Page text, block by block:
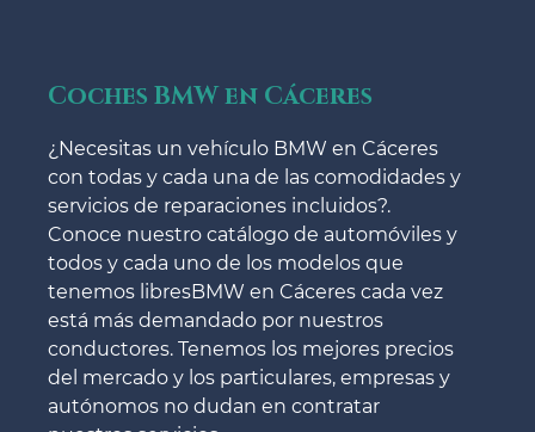
Coches BMW en Cáceres
¿Necesitas un vehículo BMW en Cáceres
con todas y cada una de las comodidades y
servicios de reparaciones incluidos?.
Conoce nuestro catálogo de automóviles y
todos y cada uno de los modelos que
tenemos libresBMW en Cáceres cada vez
está más demandado por nuestros
conductores. Tenemos los mejores precios
del mercado y los particulares, empresas y
autónomos no dudan en contratar